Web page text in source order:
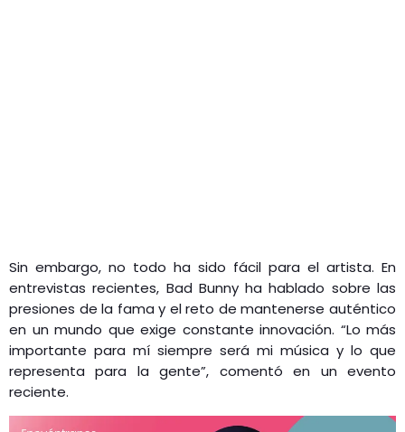
Sin embargo, no todo ha sido fácil para el artista. En
entrevistas recientes, Bad Bunny ha hablado sobre las
presiones de la fama y el reto de mantenerse auténtico
en un mundo que exige constante innovación. “Lo más
importante para mí siempre será mi música y lo que
representa para la gente”, comentó en un evento
reciente.